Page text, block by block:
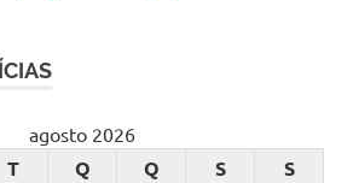
agosto 2026
T Q Q S S